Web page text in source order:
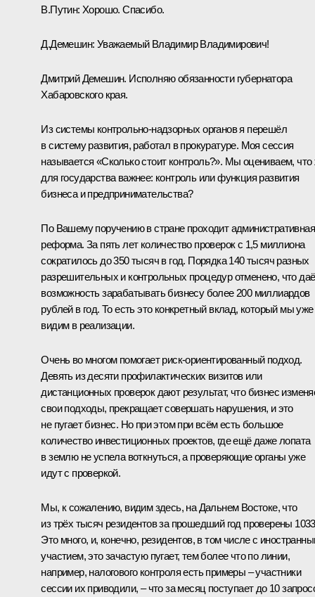
В.Путин: Хорошо. Спасибо.
Д.Демешин: Уважаемый Владимир Владимирович!
Дмитрий Демешин. Исполняю обязанности губернатора
Хабаровского края.
Из системы контрольно-надзорных органов я перешёл
в систему развития, работал в прокуратуре. Моя сессия
называется «Сколько стоит контроль?». Мы оцениваем, что
для государства важнее: контроль или функция развития
бизнеса и предпринимательства?
По Вашему поручению в стране проходит административная
реформа. За пять лет количество проверок с 1,5 миллиона
сократилось до 350 тысяч в год. Порядка 140 тысяч разных
разрешительных и контрольных процедур отменено, что
возможность зарабатывать бизнесу более 200 миллиардов
рублей в год. То есть это конкретный вклад, который мы уже
видим в реализации.
Очень во многом помогает риск-ориентированный подход.
Девять из десяти профилактических визитов или
дистанционных проверок дают результат, что бизнес
свои подходы, прекращает совершать нарушения, и это
не пугает бизнес. Но при этом при всём есть большое
количество инвестиционных проектов, где ещё даже лопата
в землю не успела воткнуться, а проверяющие органы уже
идут с проверкой.
Мы, к сожалению, видим здесь, на Дальнем Востоке, что
из трёх тысяч резидентов за прошедший год проверены
Это много, и, конечно, резидентов, в том числе с
участием, это зачастую пугает, тем более что по линии,
например, налогового контроля есть примеры – участники
сессии их приводили, – что за месяц поступает до 10